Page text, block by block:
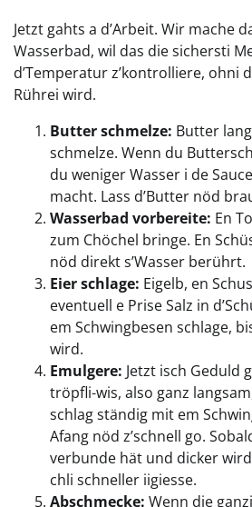
Jetzt gahts a d’Arbeit. Wir mache
Wasserbad, wil das die sichersti
d’Temperatur z’kontrolliere, ohni
Rührei wird.
Butter schmelze: Butter
schmelze. Wenn du
du weniger Wasser i de
macht. Lass d’Butter nöd
Wasserbad vorbereite: En
zum Chöchel bringe. En
nöd direkt s’Wasser berührt.
Eier schlage: Eigelb, en
eventuell e Prise Salz in
em Schwingbesen schlage,
wird.
Emulgere: Jetzt isch Geduld
tröpfli-wis, also ganz
schlag ständig mit em
Afang nöd z’schnell go.
verbunde hät und dicker
chli schneller iigiesse.
Abschmecke: Wenn die